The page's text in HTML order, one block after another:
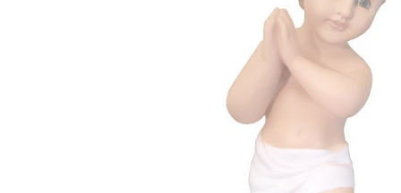
7º biblia
anselm grun
santo agostinho
10